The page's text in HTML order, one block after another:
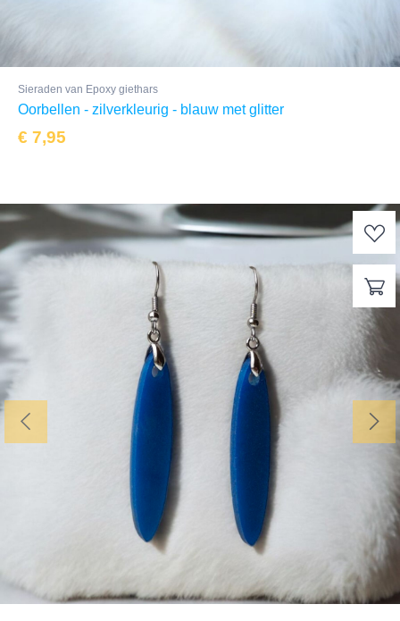
Sieraden van Epoxy giethars
Oorbellen - zilverkleurig - blauw met glitter
€ 7,95